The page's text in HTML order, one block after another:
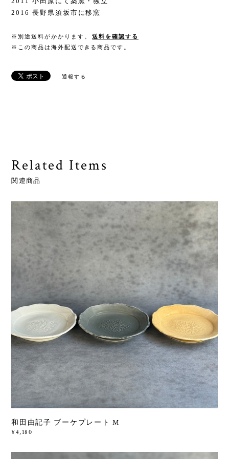
2016 長野県須坂市に移窯
※別途送料がかかります。
送料を確認する
※この商品は海外配送できる商品です。
通報する
Related Items
関連商品
和田由記子 ブーケプレート M
¥4,180